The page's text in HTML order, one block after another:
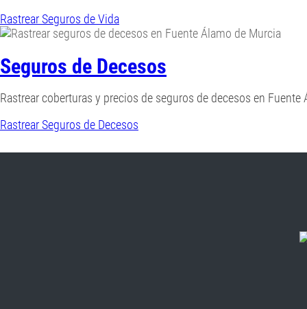
Rastrear Seguros de Vida
Seguros de Decesos
Rastrear coberturas y precios de seguros de decesos en
Rastrear Seguros de Decesos